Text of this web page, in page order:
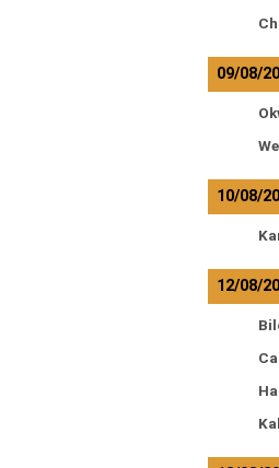
09/08/
10/08/
12/08/